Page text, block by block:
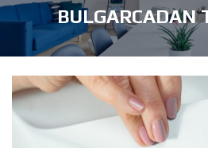
BULGARCADAN